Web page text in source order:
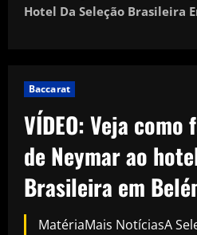
Hotel Da Seleção Brasileira
Baccarat
VÍDEO: Veja como
de Neymar ao
Brasileira em
MatériaMais NotíciasA